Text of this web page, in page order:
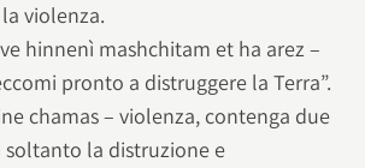
violenza.
hinnenì mashchitam et ha arez –
pronto a distruggere la Terra”.
chamas – violenza, contenga due
la distruzione e